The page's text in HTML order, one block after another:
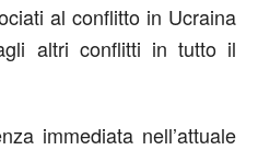
al conflitto in Ucraina
altri conflitti in tutto il
immediata nell’attuale